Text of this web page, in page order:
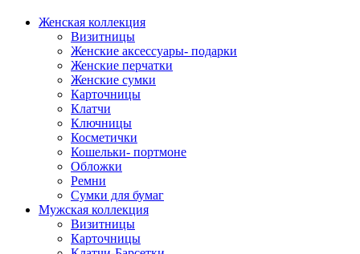
Женская коллекция
Визитницы
Женские аксессуары- подарки
Женские перчатки
Женские сумки
Карточницы
Клатчи
Ключницы
Косметички
Кошельки- портмоне
Обложки
Ремни
Сумки для бумаг
Мужская коллекция
Визитницы
Карточницы